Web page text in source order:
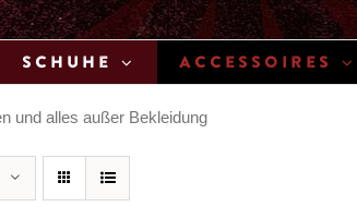
Schuhe Accessoires
und alles außer Bekleidung